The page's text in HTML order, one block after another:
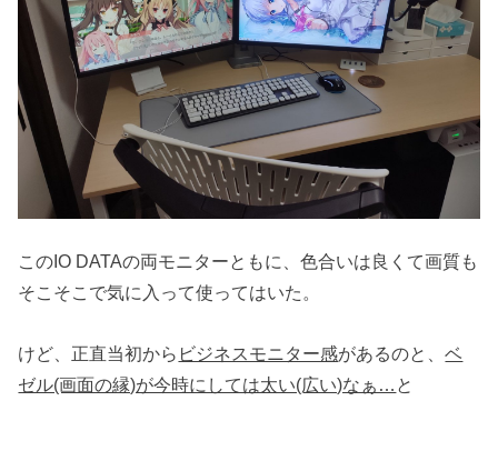
このIO DATAの両モニターともに、色合いは良くて画質も
そこそこで気に入って使ってはいた。
けど、正直当初から ビジネスモニター感があるのと、ベ
ゼル(画面の縁)が今時にしては太い(広い)なぁ… と